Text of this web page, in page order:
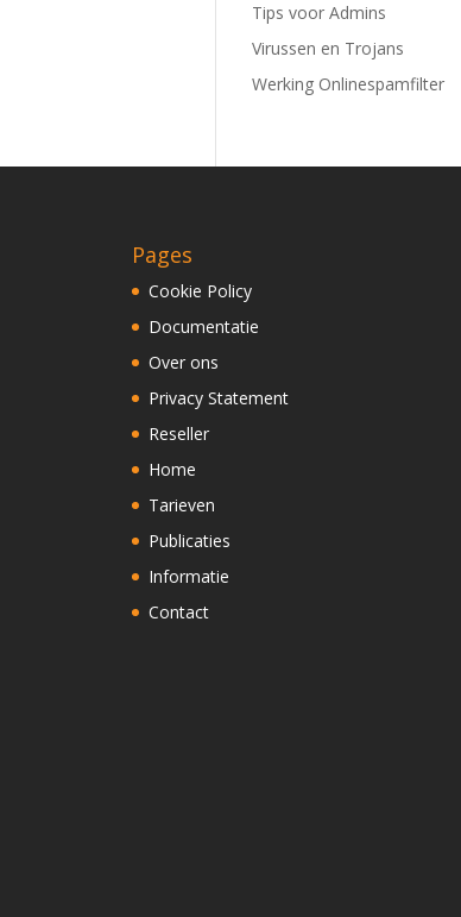
Tips voor Admins
Virussen en Trojans
Werking Onlinespamfilter
Pages
Cookie Policy
Documentatie
Over ons
Privacy Statement
Reseller
Home
Tarieven
Publicaties
Informatie
Contact